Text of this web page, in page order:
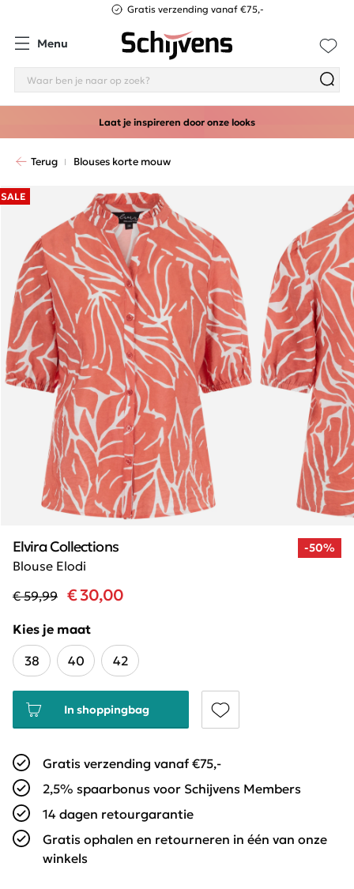
Gratis verzending vanaf €75,-
Menu
Laat je inspireren door onze looks
Terug Blouses korte mouw
SALE
-50%
Blouse Elodi
Elvira Collections
€ 59,99 € 30,00
Kies je maat
38
40 42
In shoppingbag
Gratis verzending vanaf €75,-
2,5% spaarbonus voor Schijvens Members
14 dagen retourgarantie
Gratis ophalen en retourneren in één van onze
winkels